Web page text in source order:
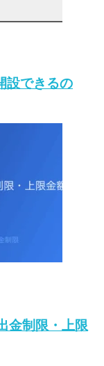
設できるの
金制限・上限